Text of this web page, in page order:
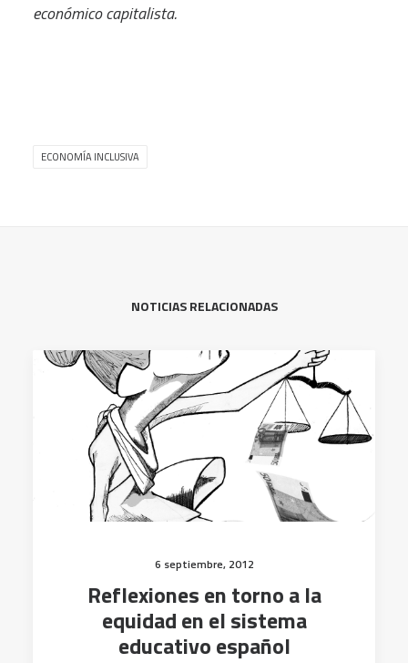
económico capitalista.
ECONOMÍA INCLUSIVA
NOTICIAS RELACIONADAS
6 septiembre, 2012
Reflexiones en torno a la
equidad en el sistema
educativo español